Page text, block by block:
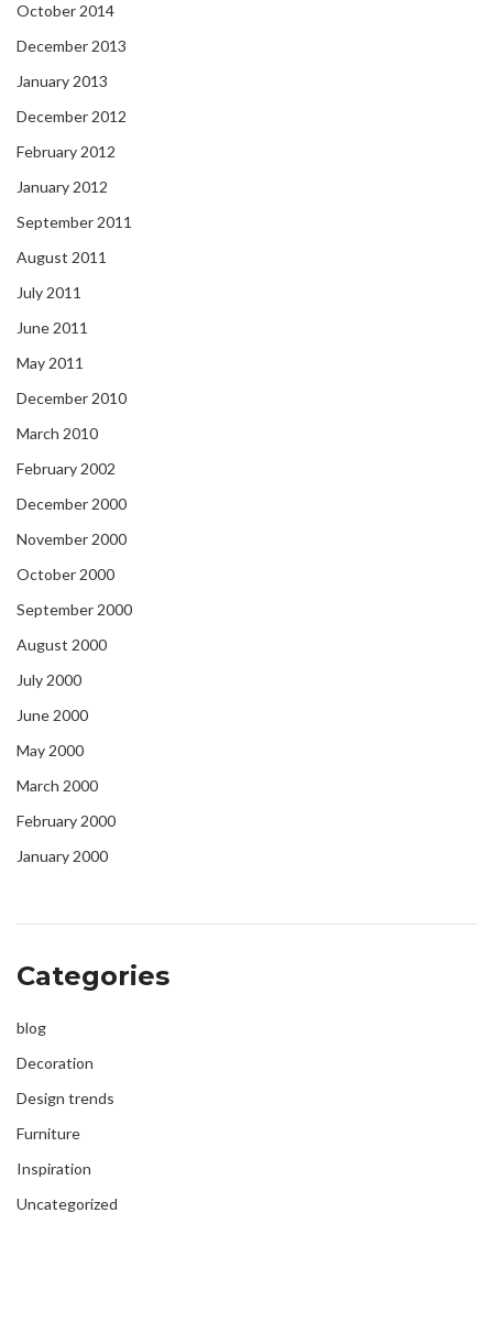
October 2014
December 2013
January 2013
December 2012
February 2012
January 2012
September 2011
August 2011
July 2011
June 2011
May 2011
December 2010
March 2010
February 2002
December 2000
November 2000
October 2000
September 2000
August 2000
July 2000
June 2000
May 2000
March 2000
February 2000
January 2000
Categories
blog
Decoration
Design trends
Furniture
Inspiration
Uncategorized